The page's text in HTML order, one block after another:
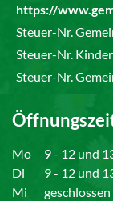
https://
Steuer-Nr.
Steuer-Nr.
Steuer-Nr.
Mo
9 - 12 und
Di
9 - 12 und
Mi
geschlossen